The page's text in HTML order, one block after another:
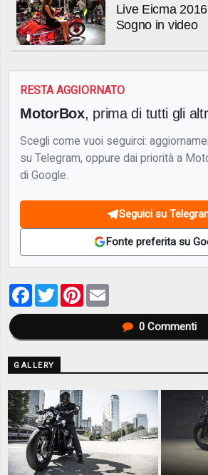
Live Eicma
Sogno in video
RESTA AGGIORNATO
MotorBox, prima di tutti gli
Scegli come vuoi seguirci:
su Telegram, oppure dai priorità a
di Google.
Seguici su
Fonte preferita su
Facebook
TwitterPinterest
0Commenti
GALLERY